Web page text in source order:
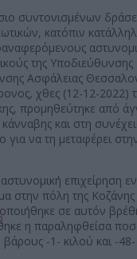
συντονισμένων
κατόπιν
της Υποδιεύθυνσης
Ασφάλειας
χθες (12-12-2022)
προμηθεύτηκε από
και στη
να τη μεταφέρει
επιχείρηση
στην πόλη της
σε αυτόν
η παραληφθείσα
βάρους -1- κιλού και -